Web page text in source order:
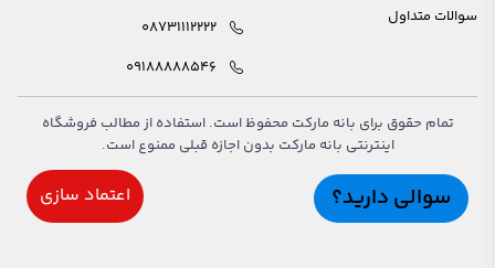
سوالات متداول
08731112222
09188888546
سوالی دارید؟ اعتماد سازی
تمام حقوق برای بانه مارکت محفوظ است. استفاده از مطالب فروشگاه
اینترنتی بانه مارکت بدون اجازه قبلی ممنوع است.